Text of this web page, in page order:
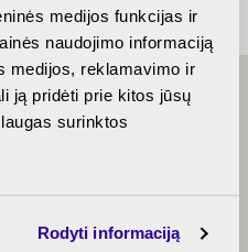
medijos funkcijas ir
naudojimo informaciją
medijos, reklamavimo ir
ją pridėti prie kitos jūsų
surinktos
Rodyti informaciją